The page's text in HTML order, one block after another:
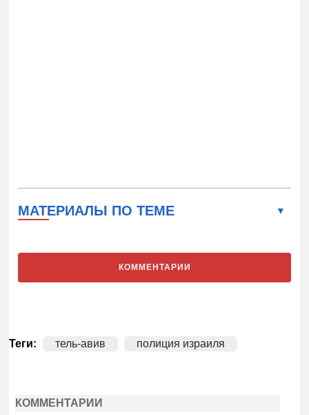
МАТЕРИАЛЫ ПО ТЕМЕ
КОММЕНТАРИИ
Теги: тель-авив полиция израиля
КОММЕНТАРИИ